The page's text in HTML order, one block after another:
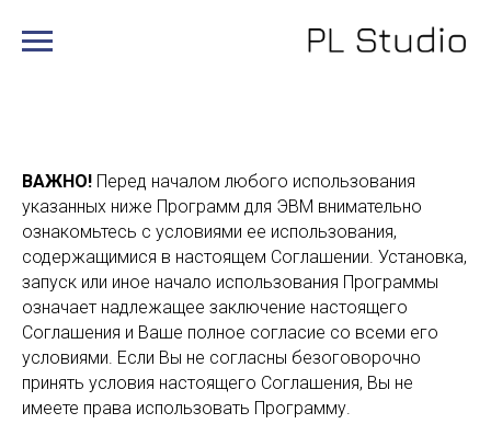
ВАЖНО! Перед началом любого использования
указанных ниже Программ для ЭВМ внимательно
ознакомьтесь с условиями ее использования,
содержащимися в настоящем Соглашении. Установка,
запуск или иное начало использования Программы
означает надлежащее заключение настоящего
Соглашения и Ваше полное согласие со всеми его
условиями. Если Вы не согласны безоговорочно
принять условия настоящего Соглашения, Вы не
имеете права использовать Программу.